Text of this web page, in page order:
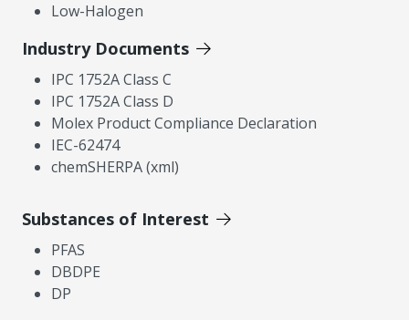
Low-Halogen
Industry Documents
IPC 1752A Class C
IPC 1752A Class D
Molex Product Compliance Declaration
IEC-62474
chemSHERPA (xml)
Substances of Interest
PFAS
DBDPE
DP